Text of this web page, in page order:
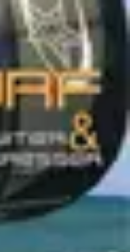
Astuces et